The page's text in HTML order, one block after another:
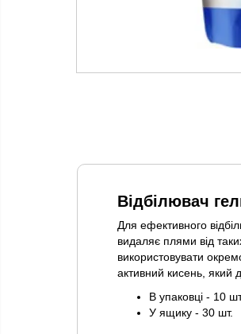
Відбілювач
Для ефективного
видаляє плями від
використовувати
активний кисень, який
В упаковці - 10
У ящику - 30 шт.